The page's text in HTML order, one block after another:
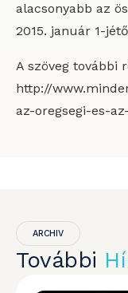
alacsonyabb az
2015. január 1-
A szöveg további
http://
az-oregsegi-es-
ARCHIV
További